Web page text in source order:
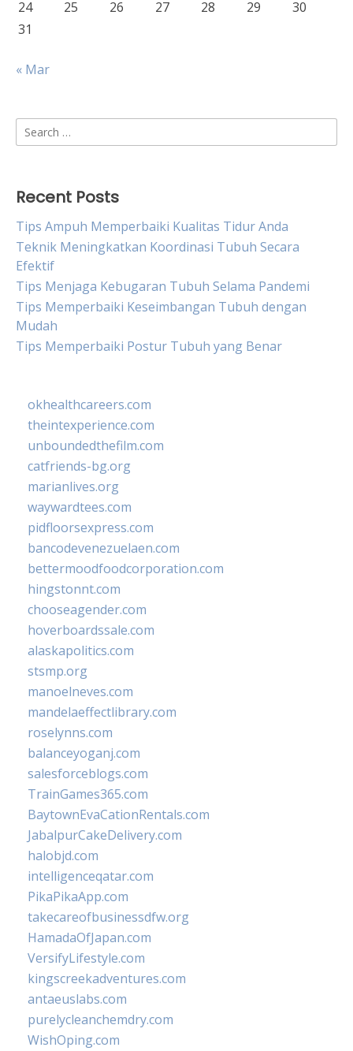
24 25 26 27 28 29
30
31
« Mar
Search
for:
Recent Posts
Tips Ampuh Memperbaiki Kualitas Tidur Anda
Teknik Meningkatkan Koordinasi Tubuh Secara
Efektif
Tips Menjaga Kebugaran Tubuh Selama Pandemi
Tips Memperbaiki Keseimbangan Tubuh dengan
Mudah
Tips Memperbaiki Postur Tubuh yang Benar
okhealthcareers.com
theintexperience.com
unboundedthefilm.com
catfriends-bg.org
marianlives.org
waywardtees.com
pidfloorsexpress.com
bancodevenezuelaen.com
bettermoodfoodcorporation.com
hingstonnt.com
chooseagender.com
hoverboardssale.com
alaskapolitics.com
stsmp.org
manoelneves.com
mandelaeffectlibrary.com
roselynns.com
balanceyoganj.com
salesforceblogs.com
TrainGames365.com
BaytownEvaCationRentals.com
JabalpurCakeDelivery.com
halobjd.com
intelligenceqatar.com
PikaPikaApp.com
takecareofbusinessdfw.org
HamadaOfJapan.com
VersifyLifestyle.com
kingscreekadventures.com
antaeuslabs.com
purelycleanchemdry.com
WishOping.com